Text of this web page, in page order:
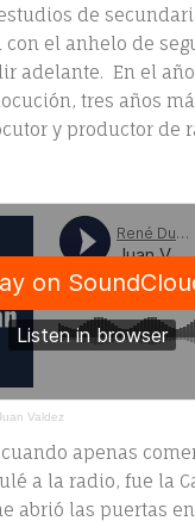
de
con el anhelo de
adelante. En el
tres años
y productor de
Valdez
cuando apenas
a la radio, fue la
abrió las puertas